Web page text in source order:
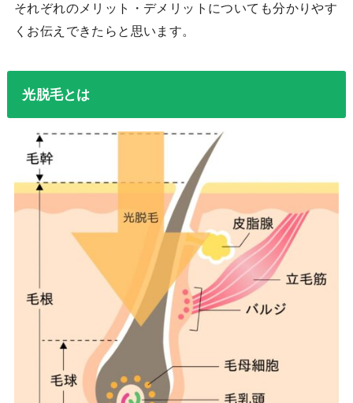
それぞれのメリット・デメリットについても分かりやす
くお伝えできたらと思います。
光脱毛とは